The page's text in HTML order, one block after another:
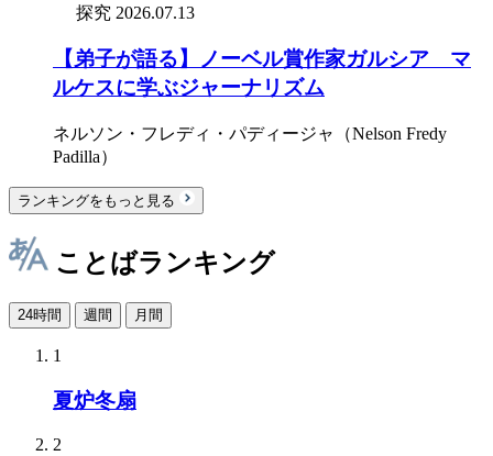
探究 2026.07.13
【弟子が語る】ノーベル賞作家ガルシア゠マ
ルケスに学ぶジャーナリズム
ネルソン・フレディ・パディージャ（Nelson Fredy
Padilla）
ランキングをもっと見る
ことばランキング
24時間 週間 月間
1
夏炉冬扇
2